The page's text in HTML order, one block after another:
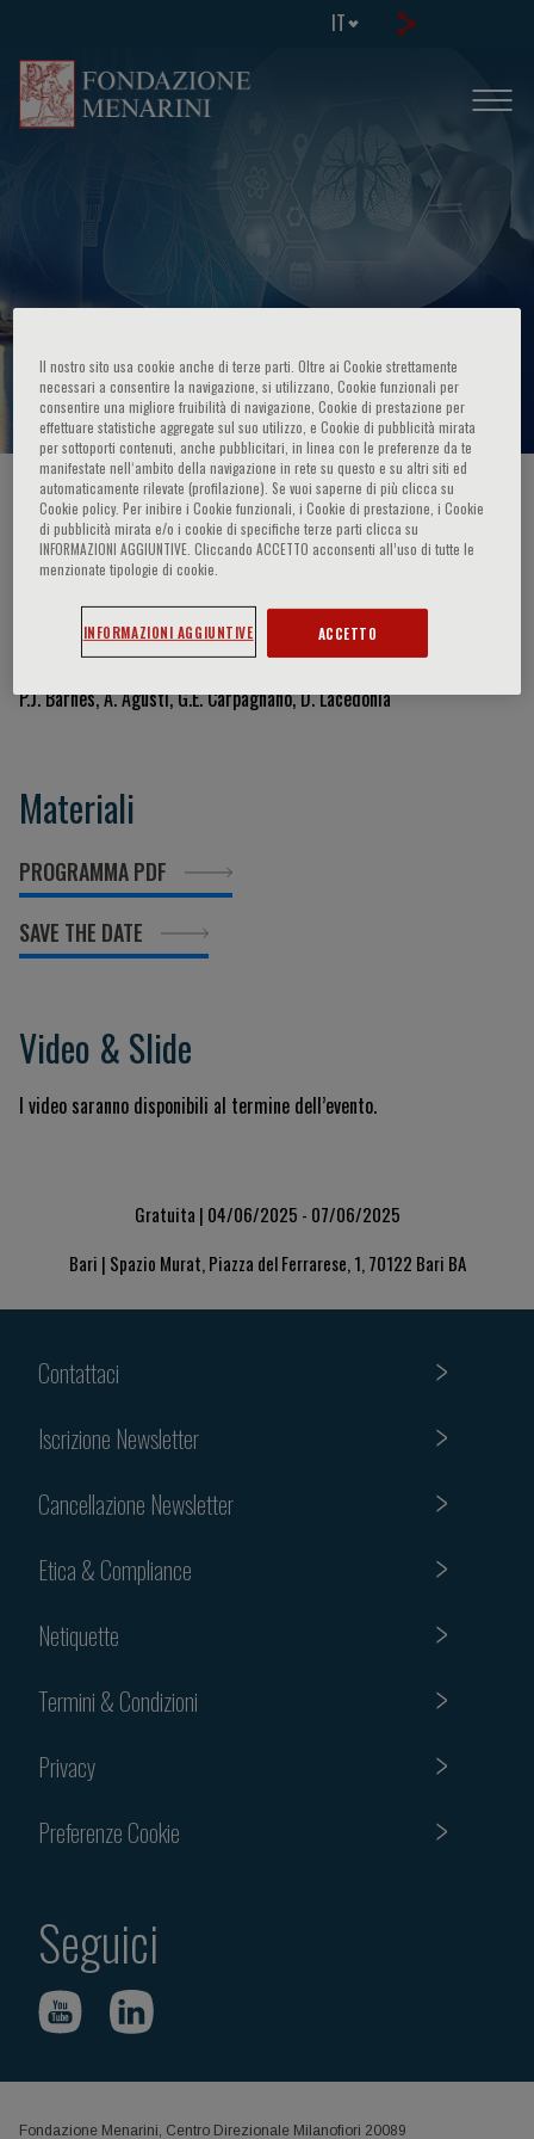
IT
need to know”
HOME PAGE / CORSI ED EVENTI / INFO EVENTO
Coordinatore del programma
scientifico
P.J. Barnes, A. Agustì, G.E. Carpagnano, D. Lacedonia
Materiali
PROGRAMMA PDF
SAVE THE DATE
Video & Slide
I video saranno disponibili al termine dell’evento.
Gratuita | 04/06/2025 - 07/06/2025
Bari | Spazio Murat, Piazza del Ferrarese, 1, 70122 Bari BA
Contattaci
Iscrizione Newsletter
Cancellazione Newsletter
Etica & Compliance
Netiquette
Termini & Condizioni
Privacy
Preferenze Cookie
Seguici
Fondazione Menarini, Centro Direzionale Milanofiori 20089
Il nostro sito usa cookie anche di terze parti. Oltre ai Cookie strettamente
necessari a consentire la navigazione, si utilizzano, Cookie funzionali per
consentire una migliore fruibilità di navigazione, Cookie di prestazione per
effettuare statistiche aggregate sul suo utilizzo, e Cookie di pubblicità mirata
per sottoporti contenuti, anche pubblicitari, in linea con le preferenze da te
manifestate nell‘ambito della navigazione in rete su questo e su altri siti ed
automaticamente rilevate (profilazione). Se vuoi saperne di più clicca su
Cookie policy. Per inibire i Cookie funzionali, i Cookie di prestazione, i Cookie
di pubblicità mirata e/o i cookie di specifiche terze parti clicca su
INFORMAZIONI AGGIUNTIVE. Cliccando ACCETTO acconsenti all’uso di tutte le
menzionate tipologie di cookie.
INFORMAZIONI AGGIUNTIVE ACCETTO